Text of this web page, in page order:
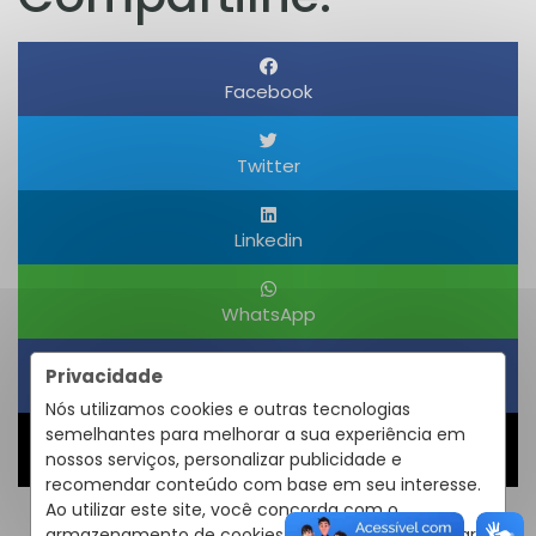
Privacidade
Nós utilizamos cookies e outras tecnologias
semelhantes para melhorar a sua experiência em
nossos serviços, personalizar publicidade e
recomendar conteúdo com base em seu interesse.
Ao utilizar este site, você concorda com o
Facebook
Twitter
Linkedin
WhatsApp
Compartilhar